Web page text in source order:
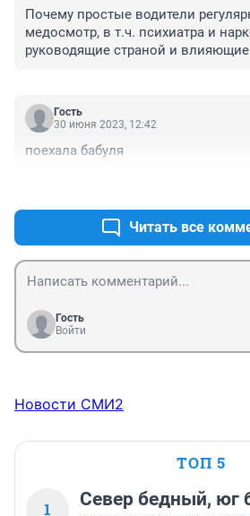
Почему простые водители
медосмотр, в т.ч. психиатра и
руководящие страной и
Гость
30 июня 2023, 12:42
поехала бабуля
Читать все
Гость
Войти
Новости СМИ2
ТОП 5
1
Север бедный, юг